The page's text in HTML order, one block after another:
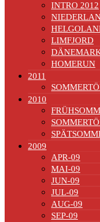
INTRO 2012
LIMFJORD
HOMERUN
2011
2010
2009
APR-09
MAI-09
JUN-09
JUL-09
AUG-09
SEP-09